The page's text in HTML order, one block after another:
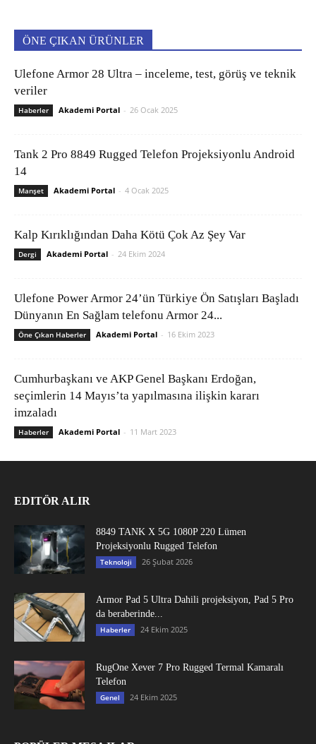
ÖNE ÇIKAN ÜRÜNLER
Ulefone Armor 28 Ultra – inceleme, test, görüş ve teknik
veriler
Haberler Akademi Portal - 26 Ocak 2025
Tank 2 Pro 8849 Rugged Telefon Projeksiyonlu Android
14
Manşet Akademi Portal - 4 Ocak 2025
Kalp Kırıklığından Daha Kötü Çok Az Şey Var
Dergi Akademi Portal - 24 Ekim 2024
Ulefone Power Armor 24’ün Türkiye Ön Satışları Başladı
Dünyanın En Sağlam telefonu Armor 24...
Öne Çıkan Haberler Akademi Portal - 16 Ekim 2023
Cumhurbaşkanı ve AKP Genel Başkanı Erdoğan,
seçimlerin 14 Mayıs’ta yapılmasına ilişkin kararı
imzaladı
Haberler Akademi Portal - 11 Mart 2023
EDITÖR ALIR
8849 TANK X 5G 1080P 220 Lümen
Projeksiyonlu Rugged Telefon
Teknoloji 26 Şubat 2026
Armor Pad 5 Ultra Dahili projeksiyon, Pad 5 Pro
da beraberinde...
Haberler 24 Ekim 2025
RugOne Xever 7 Pro Rugged Termal Kamaralı
Telefon
Genel 24 Ekim 2025